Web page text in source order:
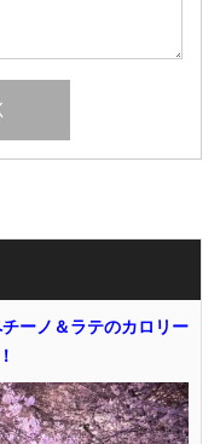
ーノ＆ラテのカロリー